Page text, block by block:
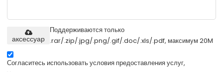
Поддерживаются только
.rar/.zip/.jpg/.png/.gif/.doc/.xls/.pdf, максимум 20M
аксессуар
Согласитесь использовать условия предоставления услуг,